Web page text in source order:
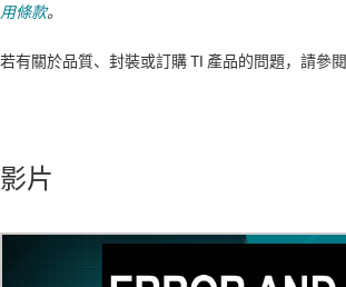
用條款。
若有關於品質、封裝或訂購 TI 產品的問題，請參閱
影片